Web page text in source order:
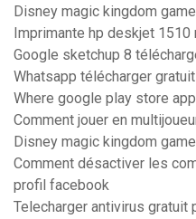
Disney magic kingdom
Imprimante hp deskjet
Google sketchup 8
Whatsapp télécharger
Where google play store app
Comment jouer en
Disney magic kingdom
Comment désactiver les
profil facebook
Telecharger antivirus gratuit